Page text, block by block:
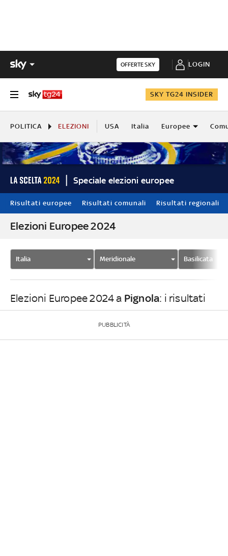
OFFERTE SKY LOGIN
SKY TG24 INSIDER
POLITICA ELEZIONI USA Italia Europee
Speciale elezioni europee
Risultati europee Risultati comunali Risultati regionali
Elezioni Europee 2024
Italia Meridionale Basilicata
Elezioni Europee 2024 a Pignola: i risultati
PUBBLICITÀ